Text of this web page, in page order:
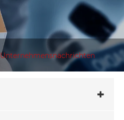
Unternehmensnachrichten